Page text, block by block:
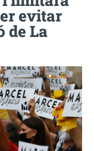
evitar
de La